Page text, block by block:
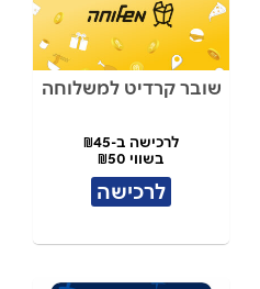
שובר קרדיט למשלוחה
לרכישה ב-₪45
בשווי ₪50
לרכישה